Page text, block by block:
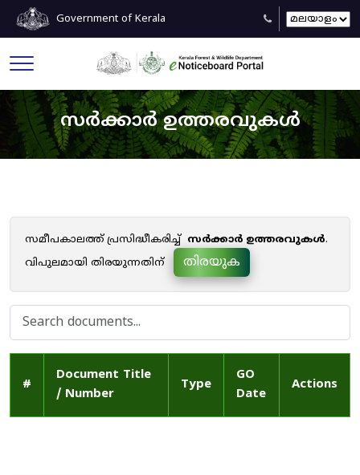
Government of Kerala
സർക്കാർ ഉത്തരവുകൾ
സമീപകാലത്ത് പ്രസിദ്ധീകരിച്ച് സർക്കാർ ഉത്തരവുകൾ.
വിപുലമായി തിരയുന്നതിന്
തിരയുക
#
Document Title
/ Number
Type
GO
Date
Actions